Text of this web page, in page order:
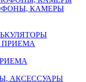
КАМЕРЫ